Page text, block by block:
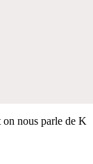
on nous parle de K